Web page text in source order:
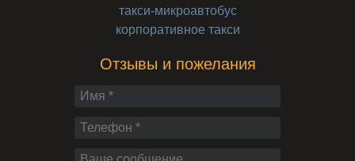
такси-микроавтобус
корпоративное такси
Отзывы и пожелания